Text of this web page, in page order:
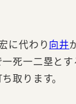
に代わり向井
死一二塁と
取ります。